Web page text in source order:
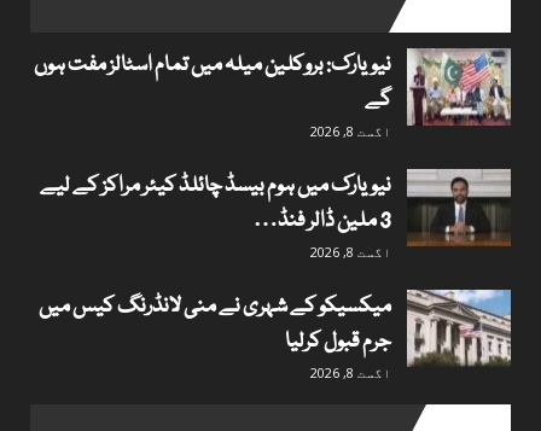
نیویارک: بروکلین میلہ میں تمام اسٹالز مفت ہوں
گے
اگست 8, 2026
نیویارک میں ہوم بیسڈ چائلڈ کیئر مراکز کے لیے
3 ملین ڈالر فنڈ…
اگست 8, 2026
میکسیکو کے شہری نے منی لانڈرنگ کیس میں
جرم قبول کرلیا
اگست 8, 2026